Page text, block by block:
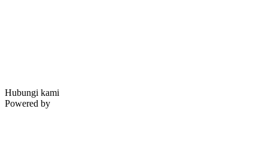
Hubungi kami
Powered by